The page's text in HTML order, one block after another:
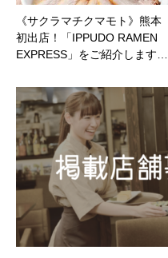
《サクラマチクマモト》熊本
初出店！「IPPUDO RAMEN
EXPRESS」をご紹介します…